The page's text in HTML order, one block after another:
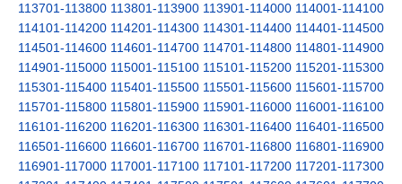
113701-113800 113801-113900 113901-114000 114001-114100
114101-114200 114201-114300 114301-114400 114401-114500
114501-114600 114601-114700 114701-114800 114801-114900
114901-115000 115001-115100 115101-115200 115201-115300
115301-115400 115401-115500 115501-115600 115601-115700
115701-115800 115801-115900 115901-116000 116001-116100
116101-116200 116201-116300 116301-116400 116401-116500
116501-116600 116601-116700 116701-116800 116801-116900
116901-117000 117001-117100 117101-117200 117201-117300